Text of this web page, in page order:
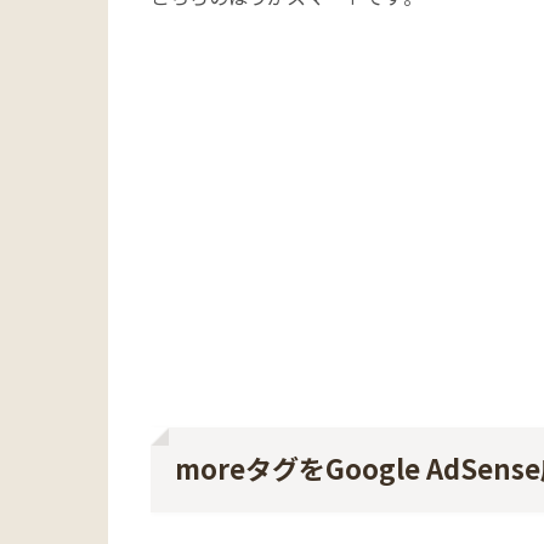
moreタグをGoogle AdSense